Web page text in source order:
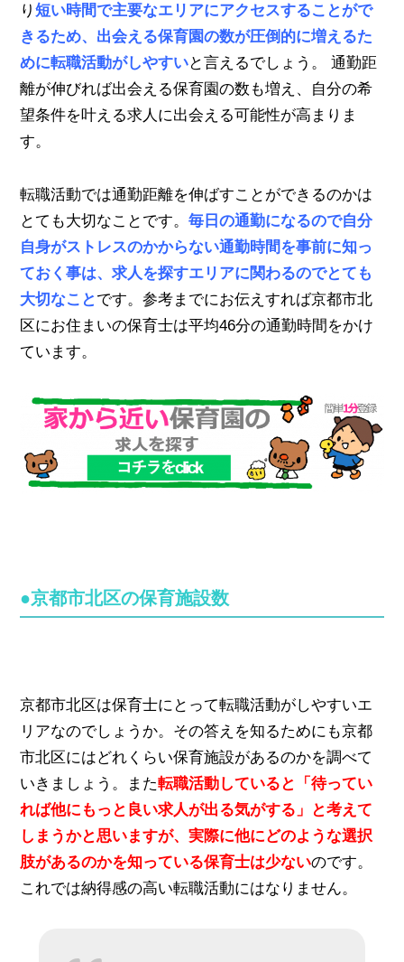
り短い時間で主要なエリアにアクセスすることがで
きるため、出会える保育園の数が圧倒的に増えるた
めに転職活動がしやすいと言えるでしょう。 通勤距
離が伸びれば出会える保育園の数も増え、自分の希
望条件を叶える求人に出会える可能性が高まりま
す。
転職活動では通勤距離を伸ばすことができるのかは
とても大切なことです。毎日の通勤になるので自分
自身がストレスのかからない通勤時間を事前に知っ
ておく事は、求人を探すエリアに関わるのでとても
大切なこと です。参考までにお伝えすれば京都市北
区にお住まいの保育士は平均46分の通勤時間をかけ
ています。
●京都市北区の保育施設数
京都市北区は保育士にとって転職活動がしやすいエ
リアなのでしょうか。その答えを知るためにも京都
市北区にはどれくらい保育施設があるのかを調べて
いきましょう。また転職活動していると「待ってい
れば他にもっと良い求人が出る気がする」と考えて
しまうかと思いますが、実際に他にどのような選択
肢があるのかを知っている保育士は少ないのです。
これでは納得感の高い転職活動にはなりません。